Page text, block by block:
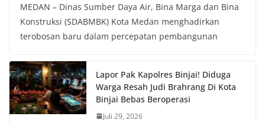
MEDAN – Dinas Sumber Daya Air, Bina Marga dan Bina
Konstruksi (SDABMBK) Kota Medan menghadirkan
terobosan baru dalam percepatan pembangunan
Lapor Pak Kapolres Binjai! Diduga
Warga Resah Judi Brahrang Di Kota
Binjai Bebas Beroperasi
Juli 29, 2026